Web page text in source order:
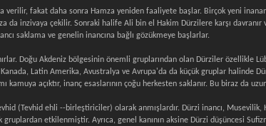
fakat daha sonra Hamza yeniden faaliyete başlar. Birçok yeni
inzivaya çekilir. Sonraki halife Ali bin el Hakim Dürzilere karşı davranır
saklama ve genelin inancına bağlı gözükmeye başlarlar.
Doğu Akdeniz bölgesinin önemli gruplarından olan Dürziler özellikle
Latin Amerika, Avustralya ve Avrupa'da da küçük gruplar halinde
kamuya açıktır, inanç esaslarının çoğu herkesten saklanır. Bu biraz da
(Tevhid ehli --birleştiriciler) olarak anmışlardır. Dürzi inancı,
etkilenmiştir. Ayrıca, genel kanının aksine Dürzi düşüncesi